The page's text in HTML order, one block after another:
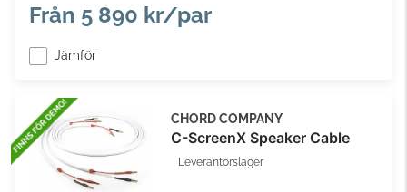
Från 5 890 kr/par
Jämför
CHORD COMPANY
C-ScreenX Speaker Cable
Leverantörslager